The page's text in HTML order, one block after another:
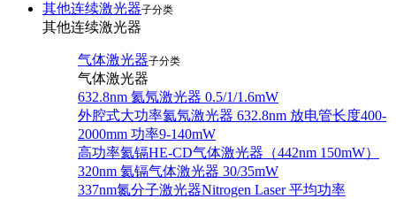
其他连续激光器子分类
其他连续激光器
气体激光器子分类
气体激光器
632.8nm 氦氖激光器 0.5/1/1.6mW
外腔式大功率氦氖激光器 632.8nm 放电管长度400-
2000mm 功率9-140mW
高功率氦镉HE-CD气体激光器（442nm 150mW）
320nm 氦镉气体激光器 30/35mW
337nm氮分子激光器Nitrogen Laser 平均功率